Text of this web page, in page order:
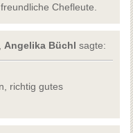
Chefleute.
Angelika Büchl sagte:
richtig gutes